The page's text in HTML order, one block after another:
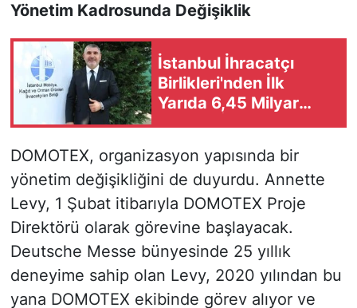
Yönetim Kadrosunda Değişiklik
İstanbul İhracatçı
Birlikleri'nden İlk
Yarıda 6,45 Milyar
DOMOTEX, organizasyon yapısında bir
yönetim değişikliğini de duyurdu. Annette
Levy, 1 Şubat itibarıyla DOMOTEX Proje
Direktörü olarak görevine başlayacak.
Deutsche Messe bünyesinde 25 yıllık
deneyime sahip olan Levy, 2020 yılından bu
yana DOMOTEX ekibinde görev alıyor ve